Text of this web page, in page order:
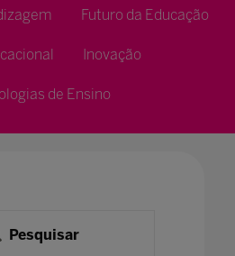
Futuro da Educação
Inovação
de Ensino
Pesquisar